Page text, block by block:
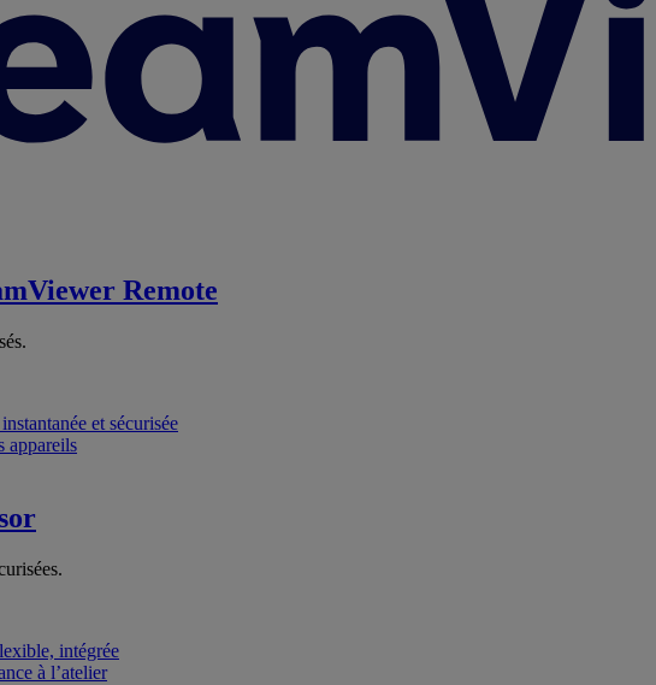
Remote
et sécurisée
appareils
intégrée
à l’atelier